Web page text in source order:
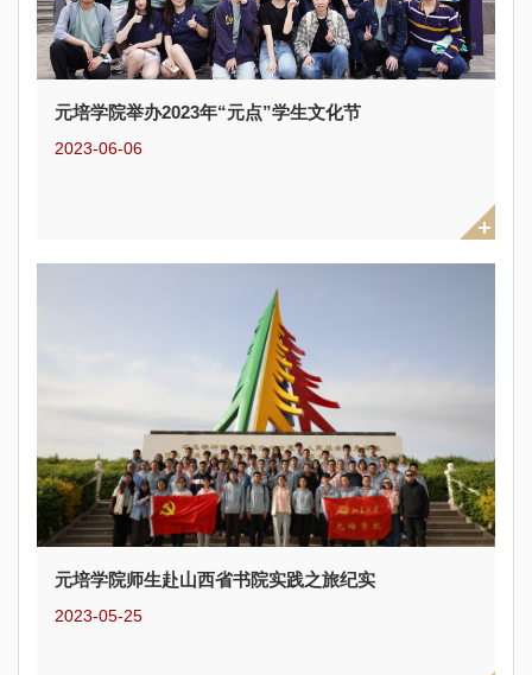
元培学院举办2023年“元点”学生文化节
2023-06-06
元培学院师生赴山西省书院实践之旅纪实
2023-05-25